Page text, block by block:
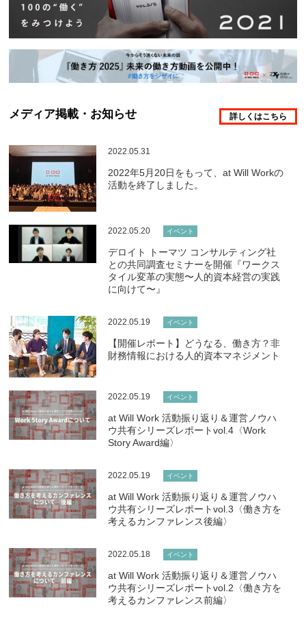
メディア掲載・お知らせ 詳しくはこちら
2022.05.31
2022年5月20日をもって、at Will Workの
活動を終了しました。
2022.05.20 イベント
デロイト トーマツ コンサルティング社
との共同調査セミナーを開催『ワークス
タイル変革の実態〜人的資本経営の実践
に向けて〜』
2022.05.19 イベント
【開催レポート】どうなる、働き方？非
財務情報における人的資本マネジメント
2022.05.19 イベント
at Will Work 活動振り返り＆運営ノウハ
ウ共有シリーズレポートvol.4〈Work
Story Award編〉
2022.05.19 イベント
at Will Work 活動振り返り＆運営ノウハ
ウ共有シリーズレポートvol.3〈働き方を
考えるカンファレンス後編〉
2022.05.18 イベント
at Will Work 活動振り返り＆運営ノウハ
ウ共有シリーズレポートvol.2〈働き方を
考えるカンファレンス前編〉